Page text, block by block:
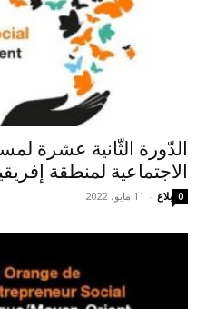
الدّورة الثّانية عشرة
الاجتماعية لمنطقة
بلاغ - 11 مايو، 2022 0